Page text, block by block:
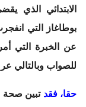
الابتدائي الذي
بوطاغاز التي
عن الخبرة التي
للصواب وبالتالي
حقا، فقد تبين صحة